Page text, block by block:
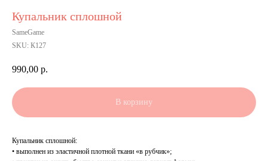
Купальник сплошной
SameGame
SKU: К127
990,00 р.
В корзину
Купальник сплошной:
• выполнен из эластичной плотной ткани «в рубчик»;